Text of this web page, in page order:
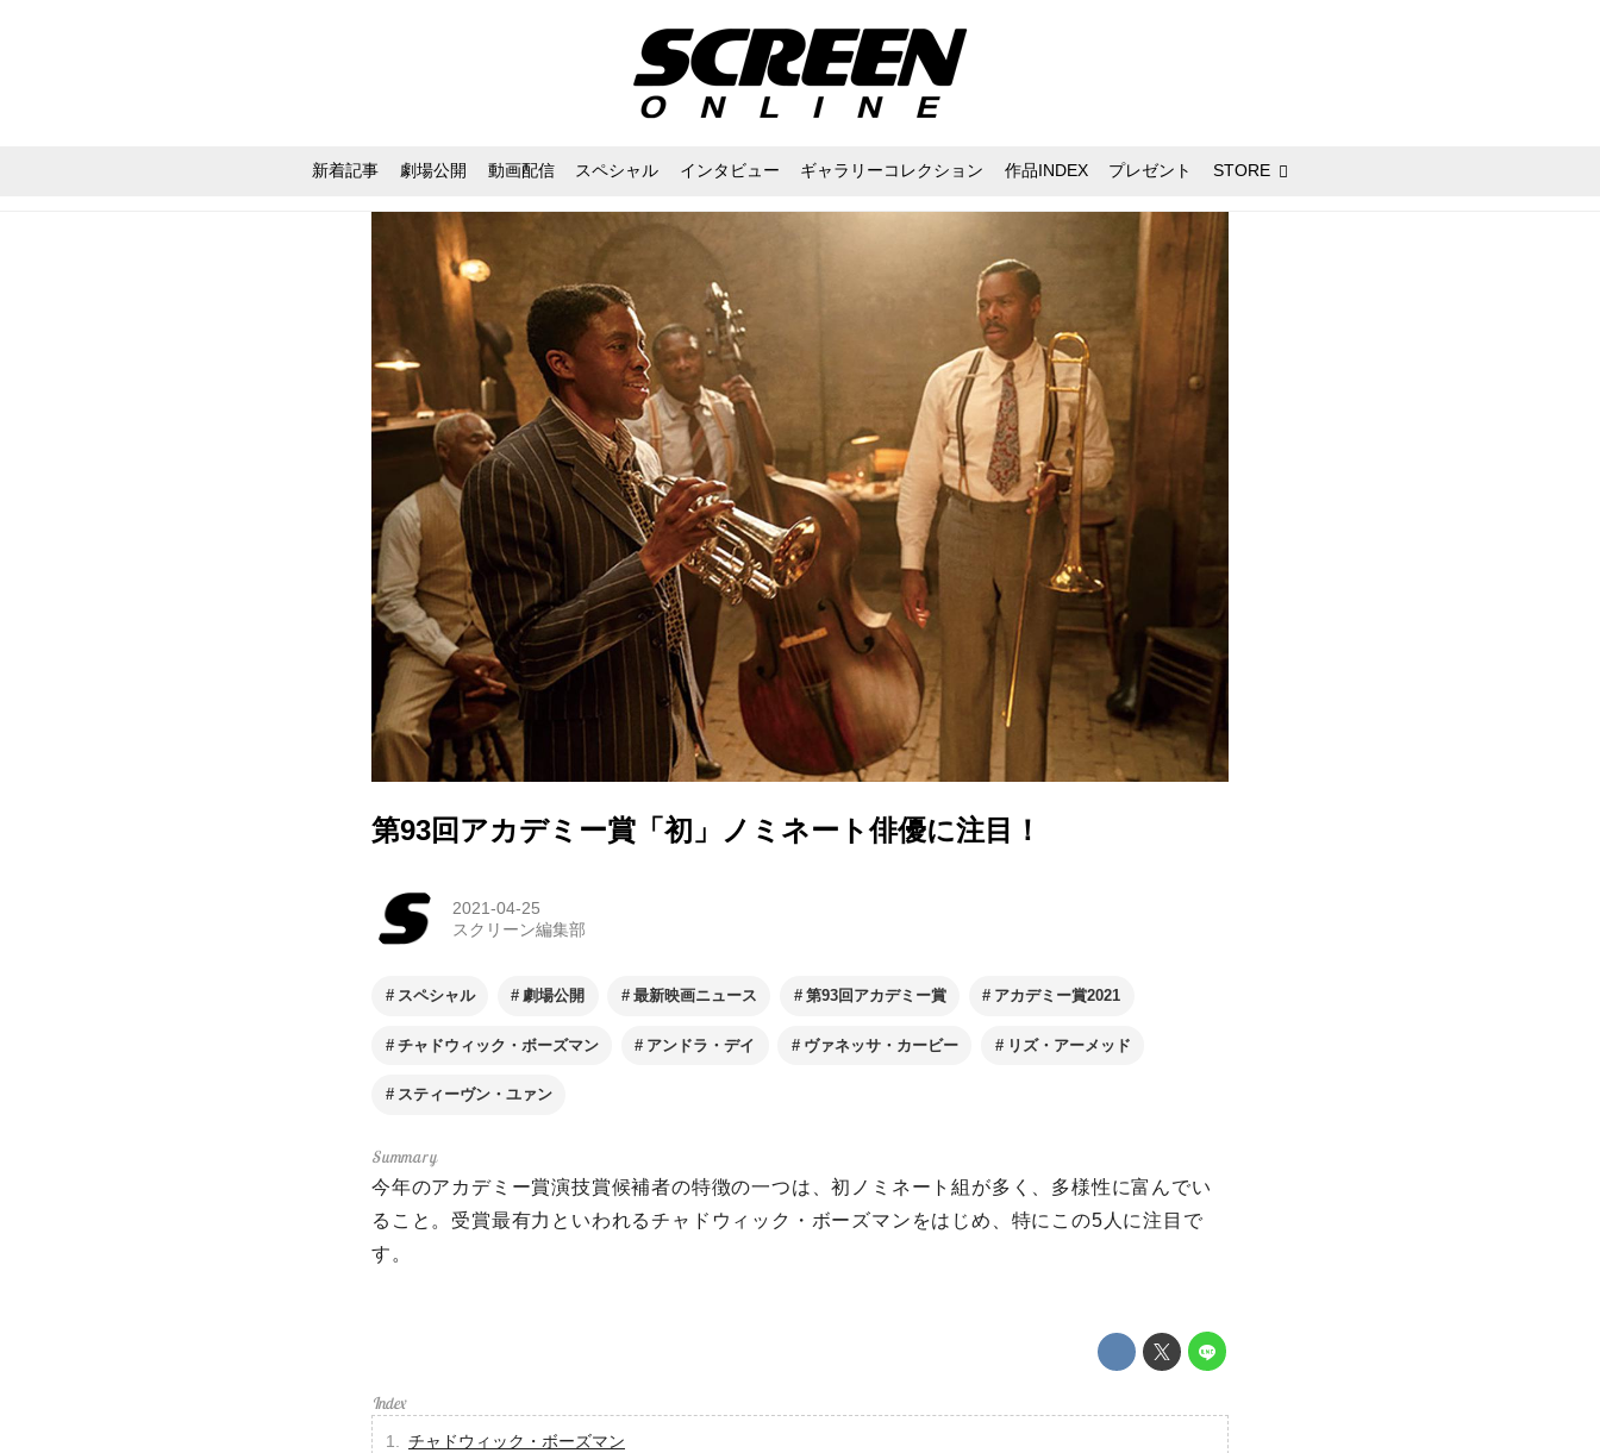
新着記事 劇場公開 動画配信 スペシャル インタビュー ギャラリーコレクション 作品INDEX プレゼント STORE
第93回アカデミー賞「初」ノミネート俳優に注目！
2021-04-25
スクリーン編集部
スペシャル 劇場公開 最新映画ニュース 第93回アカデミー賞 アカデミー賞2021
チャドウィック・ボーズマン アンドラ・デイ ヴァネッサ・カービー リズ・アーメッド
スティーヴン・ユァン
今年のアカデミー賞演技賞候補者の特徴の一つは、初ノミネート組が多く、多様性に富んでい
ること。受賞最有力といわれるチャドウィック・ボーズマンをはじめ、特にこの5人に注目で
す。
チャドウィック・ボーズマン